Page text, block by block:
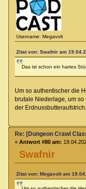
Username: Megavolt
Zitat von: Swafnir am
Das ist schon ein hartes
Um so authentischer die
brutale Niederlage, um
der Erdnussbutteraufstrich.
Swafnir
Re: [Dungeon Crawl
« Antwort #80 am:
Zitat von: Megavolt am